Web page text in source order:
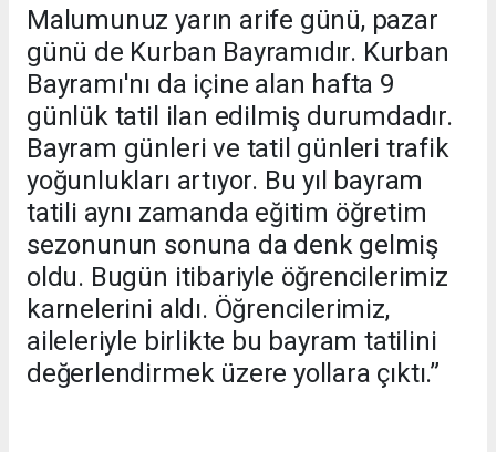
Malumunuz yarın arife günü, pazar
günü de Kurban Bayramıdır. Kurban
Bayramı'nı da içine alan hafta 9
günlük tatil ilan edilmiş durumdadır.
Bayram günleri ve tatil günleri trafik
yoğunlukları artıyor. Bu yıl bayram
tatili aynı zamanda eğitim öğretim
sezonunun sonuna da denk gelmiş
oldu. Bugün itibariyle öğrencilerimiz
karnelerini aldı. Öğrencilerimiz,
aileleriyle birlikte bu bayram tatilini
değerlendirmek üzere yollara çıktı.”